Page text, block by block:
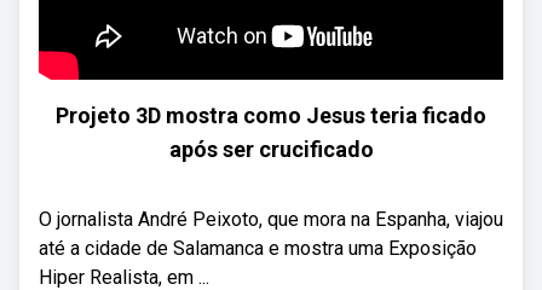
Projeto 3D mostra como Jesus teria ficado
após ser crucificado
O jornalista André Peixoto, que mora na Espanha, viajou
até a cidade de Salamanca e mostra uma Exposição
Hiper Realista, em ...